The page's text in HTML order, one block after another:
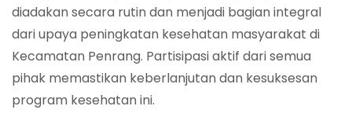
diadakan secara rutin dan menjadi bagian integral
dari upaya peningkatan kesehatan masyarakat di
Kecamatan Penrang. Partisipasi aktif dari semua
pihak memastikan keberlanjutan dan kesuksesan
program kesehatan ini.